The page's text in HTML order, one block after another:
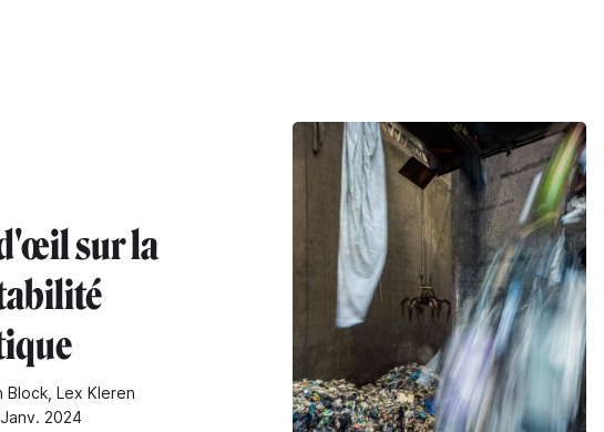
sur la
Block, Lex Kleren
2024